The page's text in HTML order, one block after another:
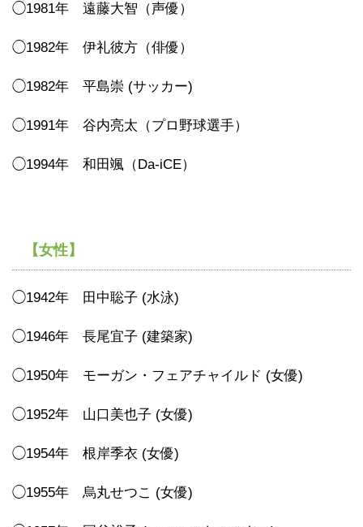
◯1981年 遠藤大智（声優）
◯1982年 伊礼彼方（俳優）
◯1982年 平島崇 (サッカー)
◯1991年 谷内亮太（プロ野球選手）
◯1994年 和田颯（Da-iCE）
【女性】
◯1942年 田中聡子 (水泳)
◯1946年 長尾宜子 (建築家)
◯1950年 モーガン・フェアチャイルド (女優)
◯1952年 山口美也子 (女優)
◯1954年 根岸季衣 (女優)
◯1955年 烏丸せつこ (女優)